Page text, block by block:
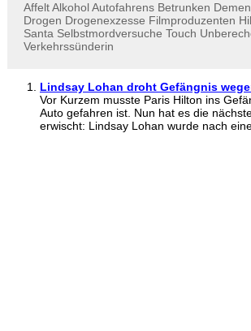
AffeltAlkoholAutofahrens Betrunken
Drogen Drogenexzesse Filmproduzenten
Santa Selbstmordversuche Touch
Verkehrssünderin
Lindsay Lohan droht Gefängnis
Vor Kurzem musste Paris Hilton ins
Auto gefahren ist. Nun hat es die
erwischt: Lindsay Lohan wurde nach